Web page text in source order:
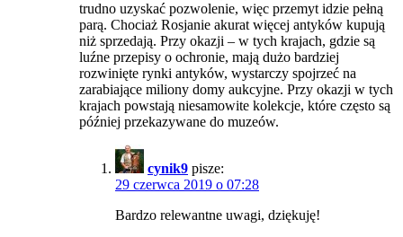
trudno uzyskać pozwolenie, więc przemyt idzie pełną
parą. Chociaż Rosjanie akurat więcej antyków kupują
niż sprzedają. Przy okazji – w tych krajach, gdzie są
luźne przepisy o ochronie, mają dużo bardziej
rozwinięte rynki antyków, wystarczy spojrzeć na
zarabiające miliony domy aukcyjne. Przy okazji w tych
krajach powstają niesamowite kolekcje, które często są
później przekazywane do muzeów.
cynik9 pisze:
29 czerwca 2019 o 07:28
Bardzo relewantne uwagi, dziękuję!